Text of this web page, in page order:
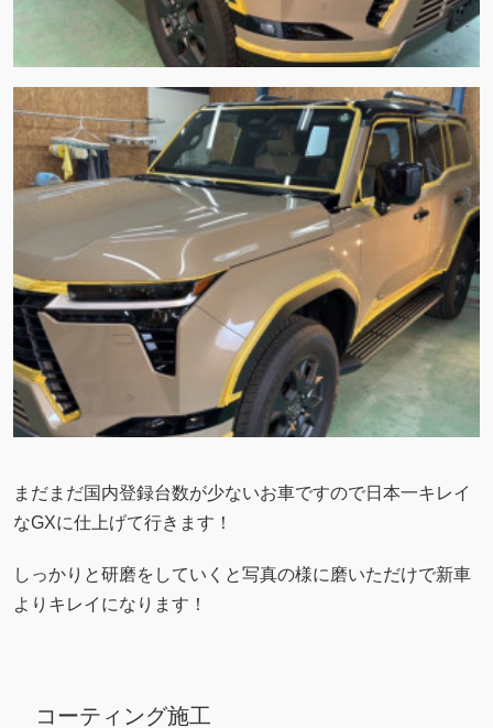
まだまだ国内登録台数が少ないお車ですので日本一キレイ
なGXに仕上げて行きます！
しっかりと研磨をしていくと写真の様に磨いただけで新車
よりキレイになります！
コーティング施工